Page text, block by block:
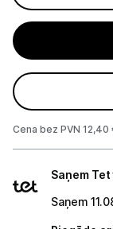
Sejas
Cena bez PVN 12,40
veidi
Saņem
Saņem